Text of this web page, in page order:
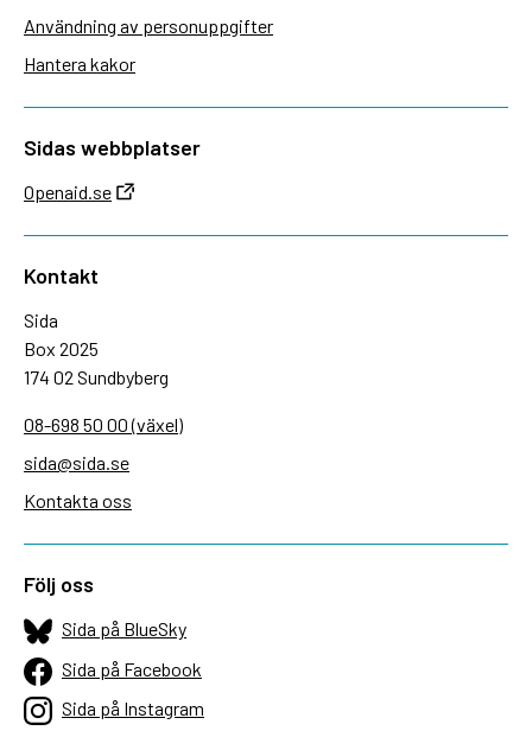
Användning av personuppgifter
Hantera kakor
Sidas webbplatser
Openaid.se
Kontakt
Sida
Box 2025
174 02 Sundbyberg
08-698 50 00 (växel)
sida@sida.se
Kontakta oss
Följ oss
Sida på BlueSky
Sida på Facebook
Sida på Instagram